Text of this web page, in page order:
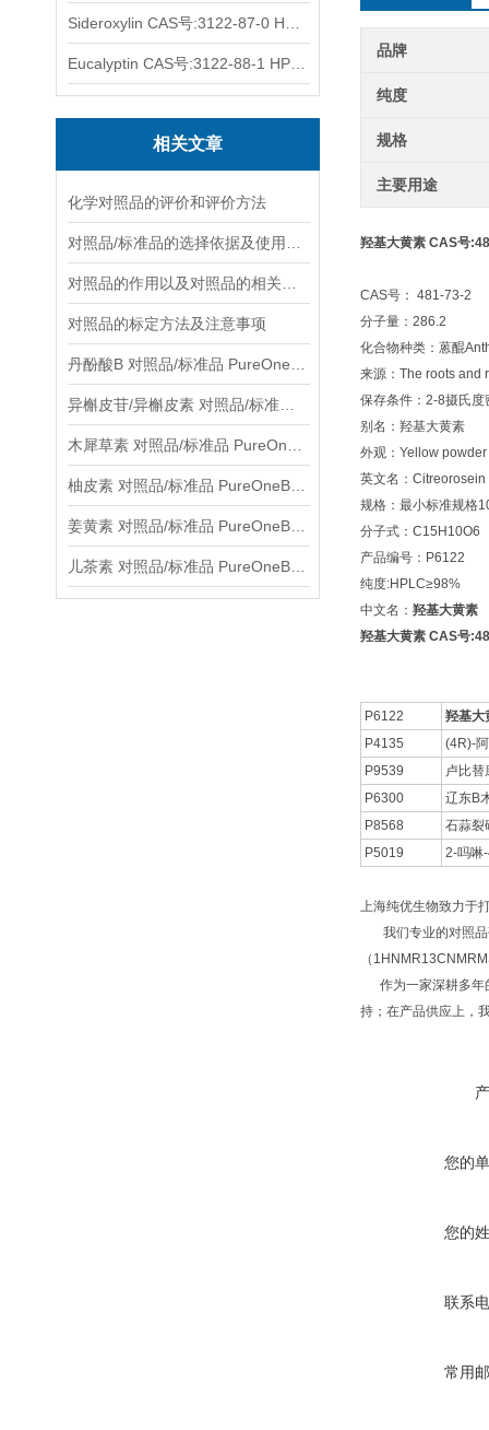
相关文章
化学对照品的评价和评价方法
对照品的标定方法及注意事项
品牌
纯度
规格
主要用途
羟基大黄素 CAS号
CAS号： 481-73-2
分子量：286.2
化合物种类：蒽醌
来源：The roots and
保存条件：2-8摄氏度
别名：羟基大黄素
外观：Yellow powder
英文名：Citreorosein
规格：最小标准规格
分子式：C15H10O6
产品编号：P6122
纯度:HPLC≥98%
中文名： 羟基大黄素
羟基大黄素 CAS号
P6122
羟基大
P4135
(4R)-
P9539
卢比替
P6300
辽东B
P8568
石蒜裂
P5019
2-吗啉
上海纯优生物致力于
我们专业的对照品
（
作为一家深耕多年
持；在产品供应上，
您的
您的
联系
常用